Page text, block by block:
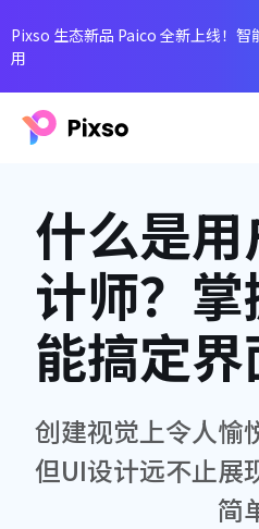
Pixso 生态新品 Paico 全新上线！智
用
什么是
计师？
能搞定界
创建视觉上令人愉
但UI设计远不止展
简